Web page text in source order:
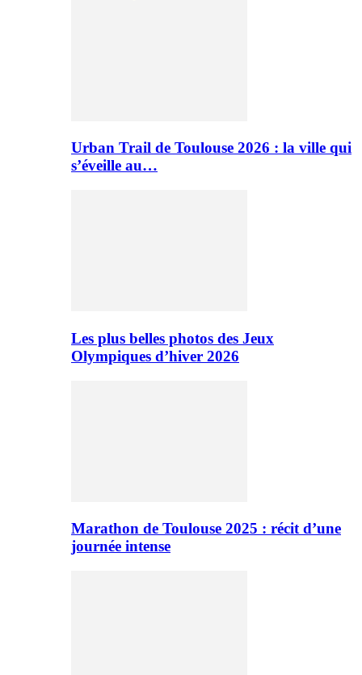
Urban Trail de Toulouse 2026 : la ville qui
s’éveille au…
Les plus belles photos des Jeux
Olympiques d’hiver 2026
Marathon de Toulouse 2025 : récit d’une
journée intense